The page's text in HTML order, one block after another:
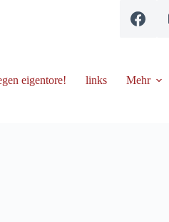
eigentore! links Mehr